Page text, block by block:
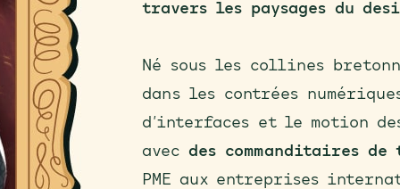
travers les paysages du
Né sous les collines
dans les contrées
d’interfaces et le motion
avec des commanditaires
PME aux entreprises